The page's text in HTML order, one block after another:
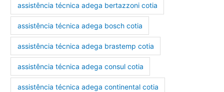
assistência técnica adega bertazzoni cotia
assistência técnica adega bosch cotia
assistência técnica adega brastemp cotia
assistência técnica adega consul cotia
assistência técnica adega continental cotia